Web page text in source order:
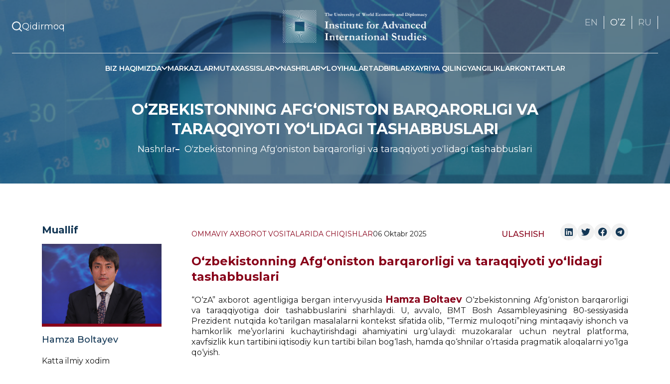
EN OʼZ RU
BIZ HAQIMIZDA MARKAZLARMUTAXASSISLAR NASHRLAR LOYIHALARTADBIRLARXAYRIYA QILINGYANGILIKLARKONTAKTLAR
O‘ZBEKISTONNING AFG‘ONISTON BARQARORLIGI VA
TARAQQIYOTI YO‘LIDAGI TASHABBUSLARI
Nashrlar O‘zbekistonning Afg‘oniston barqarorligi va taraqqiyoti yo‘lidagi tashabbuslari
Muallif
Hamza Boltayev
Katta ilmiy xodim
OMMAVIY AXBOROT VOSITALARIDA CHIQISHLAR06 Oktabr 2025 ULASHISH
O‘zbekistonning Afg‘oniston barqarorligi va taraqqiyoti yo‘lidagi
tashabbuslari
“O‘zA” axborot agentligiga bergan intervyusida Hamza Boltaev O‘zbekistonning Afg‘oniston barqarorligi
va taraqqiyotiga doir tashabbuslarini sharhlaydi. U, avvalo, BMT Bosh Assambleyasining 80-sessiyasida
Prezident nutqida ko‘tarilgan masalalarni kontekst sifatida olib, “Termiz muloqoti”ning mintaqaviy ishonch va
hamkorlik me’yorlarini kuchaytirishdagi ahamiyatini urg‘ulaydi: muzokaralar uchun neytral platforma,
xavfsizlik kun tartibini iqtisodiy kun tartibi bilan bog‘lash, hamda qo‘shnilar o‘rtasida pragmatik aloqalarni yo‘lga
qo‘yish.